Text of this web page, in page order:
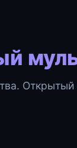
Открытый